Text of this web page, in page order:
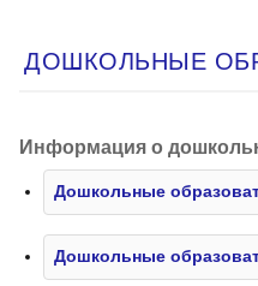
ДОШКОЛЬНЫЕ
Информация о
Дошкольные
Дошкольные